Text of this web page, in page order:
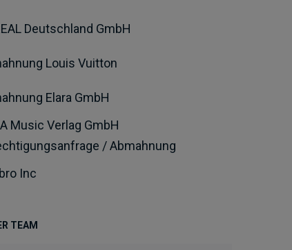
Deutschland GmbH
Louis Vuitton
Elara GmbH
Music Verlag GmbH
/ Abmahnung
Inc
TEAM